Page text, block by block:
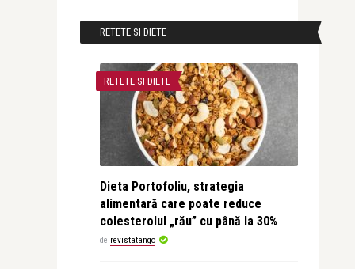
RETETE SI DIETE
RETETE SI DIETE
Dieta Portofoliu, strategia
alimentară care poate reduce
colesterolul „rău” cu până la 30%
de revistatango